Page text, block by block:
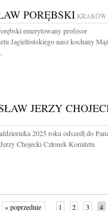
PORĘBSKI KRAKÓW
emerytowany profesor
Jagiellońskiego nasz kochany Mąż,
JERZY
2025 roku odszedł do
Chojecki Członek Komitetu
« poprzednie 1 2 3 4